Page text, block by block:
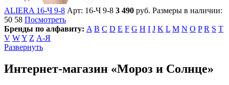
ALIERA 16-Ч 9-8 Арт: 16-Ч 9-8 3 490 руб. Размеры в наличии:
50 58 Посмотреть
Бренды по алфавиту: A B C D E F G H I J K L M N O P R S T
V WY Z А-Я
Развернуть
Интернет-магазин «Мороз и Солнце»